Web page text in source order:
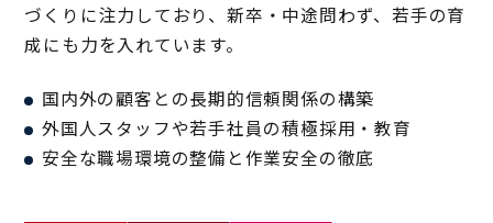
づくりに注力しており、新卒・中途問わず、若手の育
成にも力を入れています。
国内外の顧客との長期的信頼関係の構築
外国人スタッフや若手社員の積極採用・教育
安全な職場環境の整備と作業安全の徹底